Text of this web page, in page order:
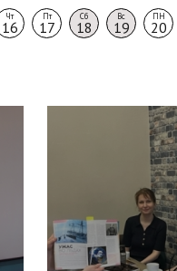
Чт
16
Пт
17
Сб
18
Вс
19
ПН
20